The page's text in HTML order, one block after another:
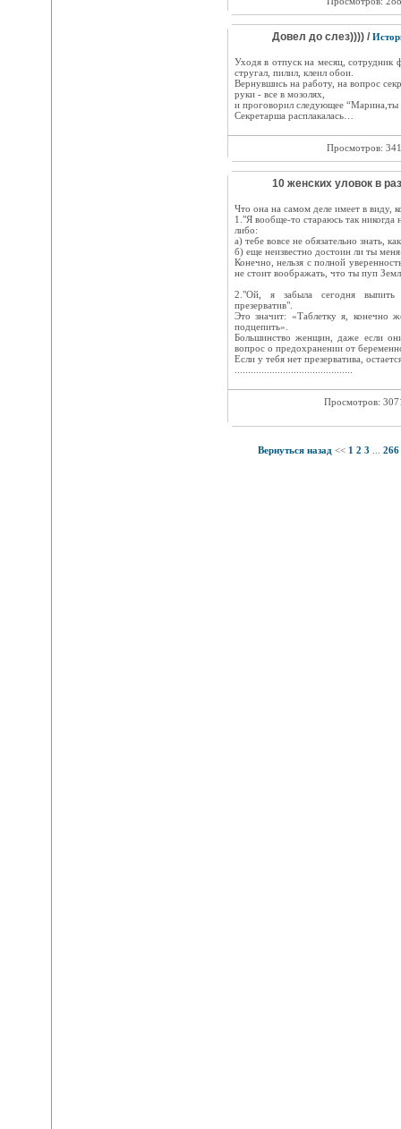
Довел до слез)))) /
Уходя в отпуск на месяц, сотрудник
стругал, пилил, клеил обои.
Вернувшись на работу, на вопрос
руки - все в мозолях,
и проговорил следующее “Марина,ты
Секретарша расплакалась…
Просмотров:
10 женских уловок в
Что она на самом деле имеет в виду,
1."Я вообще-то стараюсь так
либо:
а) тебе вовсе не обязательно знать,
б) еще неизвестно достоин ли ты
Конечно, нельзя с полной
не стоит воображать, что ты пуп
2."Ой, я забыла сегодня выпить
презерватив".
Это значит: «Таблетку я,
подцепить».
Большинство женщин, даже если
вопрос о предохранении от
Если у тебя нет презерватива,
Просмотров:
Вернуться назад<< 1 2 3 266